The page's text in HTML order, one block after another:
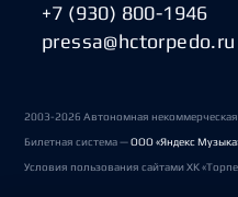
+7 (930) 800-1946
pressa@hctorpedo.ru
2003-2026 Автономная некоммерческая
Билетная система —ООО «Яндекс
Условия пользования сайтами ХК